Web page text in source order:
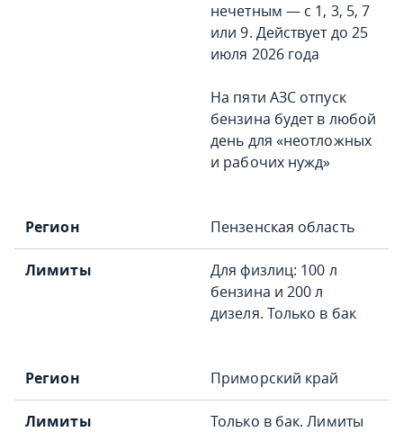
нечетным — с 1, 3, 5, 7
или 9. Действует до 25
июля 2026 года
На пяти АЗС отпуск
бензина будет в любой
день для «неотложных
и рабочих нужд»
Пензенская область
Для физлиц: 100 л
бензина и 200 л
дизеля. Только в бак
Приморский край
Только в бак. Лимиты